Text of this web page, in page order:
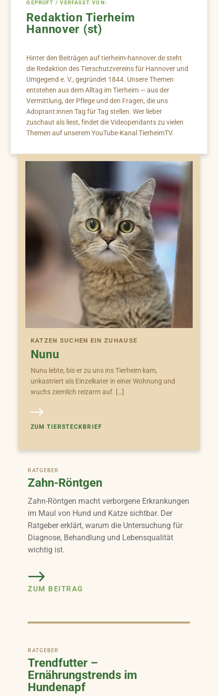
GEPRÜFT / VERFASST VON:
Redaktion Tierheim
Hannover (st)
Hinter den Beiträgen auf tierheim-hannover.de steht
die Redaktion des Tierschutzvereins für Hannover und
Umgegend e. V., gegründet 1844. Unsere Themen
entstehen aus dem Alltag im Tierheim — aus der
Vermittlung, der Pflege und den Fragen, die uns
Adoptant:innen Tag für Tag stellen. Wer lieber
zuschaut als liest, findet die Videopendants zu vielen
Themen auf unserem YouTube-Kanal TierheimTV.
KATZEN SUCHEN EIN ZUHAUSE
Nunu
Nunu lebte, bis er zu uns ins Tierheim kam,
unkastriert als Einzelkater in einer Wohnung und
wuchs ziemlich reizarm auf. […]
ZUM TIERSTECKBRIEF
RATGEBER
Zahn-Röntgen
Zahn-Röntgen macht verborgene Erkrankungen
im Maul von Hund und Katze sichtbar. Der
Ratgeber erklärt, warum die Untersuchung für
Diagnose, Behandlung und Lebensqualität
wichtig ist.
ZUM BEITRAG
RATGEBER
Trendfutter –
Ernährungstrends im
Hundenapf